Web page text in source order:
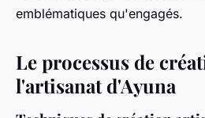
emblématiques qu'engagés.
Le processus de
l'artisanat d'Ayuna